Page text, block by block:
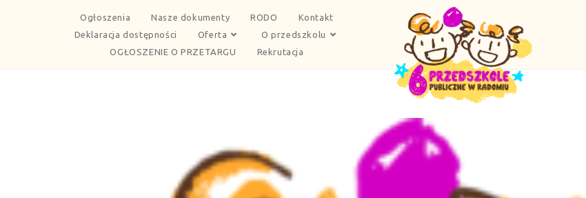
Ogłoszenia Nasze dokumenty RODO
Kontakt
Deklaracja dostępności
Oferta
O przedszkolu
OGŁOSZENIE O PRZETARGU
Rekrutacja